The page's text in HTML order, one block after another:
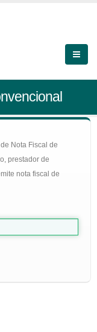
Nota Fiscal de
prestador de
nota fiscal de